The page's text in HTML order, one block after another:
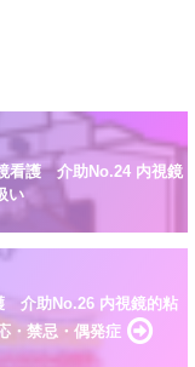
看護 介助No.24 内視鏡
い
介助No.26 内視鏡的粘
禁忌・偶発症